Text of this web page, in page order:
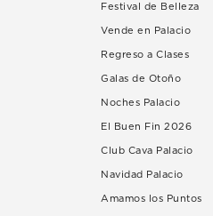
Festival de Belleza
Vende en Palacio
Regreso a Clases
Galas de Otoño
Noches Palacio
El Buen Fin 2026
Club Cava Palacio
Navidad Palacio
Amamos los Puntos